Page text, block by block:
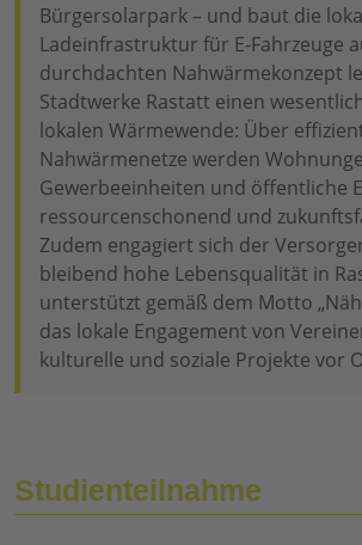
Bürgersolarpark – und baut die
Ladeinfrastruktur für E-Fahrzeuge
durchdachten Nahwärmekonzept
Stadtwerke Rastatt einen
lokalen Wärmewende: Über
Nahwärmenetze werden
Gewerbeeinheiten und öffentliche
ressourcenschonend und
Zudem engagiert sich der
bleibend hohe Lebensqualität in
unterstützt gemäß dem Motto
das lokale Engagement von
kulturelle und soziale Projekte vor
Studienteilnahme